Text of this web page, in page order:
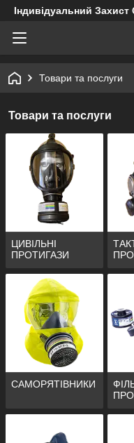
Індивідуальний Захист
Товари та послуги
Товари та послуги
ЦИВІЛЬНІ
ПРОТИГАЗИ
САМОРЯТІВНИКИ